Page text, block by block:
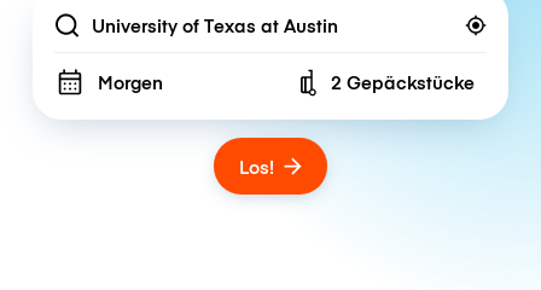
Location
Morgen Number of bags
2 Gepäckstücke
Los!